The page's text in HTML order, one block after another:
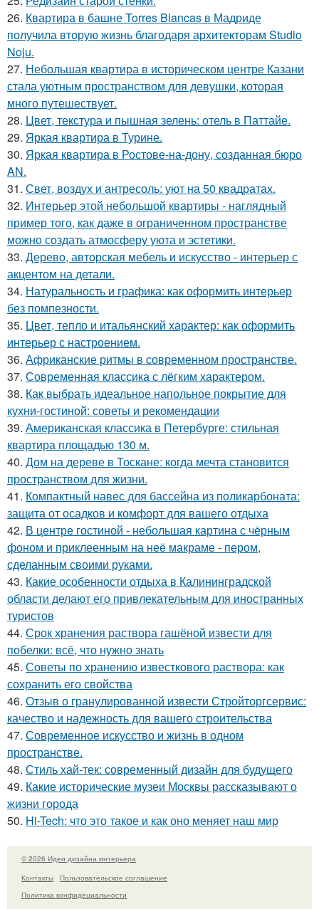
26. Квартира в башне Torres Blancas в Мадриде
получила вторую жизнь благодаря архитекторам Studio
Noju.
27. Небольшая квартира в историческом центре Казани
стала уютным пространством для девушки, которая
много путешествует.
28. Цвет, текстура и пышная зелень: отель в Паттайе.
29. Яркая квартира в Турине.
30. Яркая квартира в Ростове-на-дону, созданная бюро
AN.
31. Свет, воздух и антресоль: уют на 50 квадратах.
32. Интерьер этой небольшой квартиры - наглядный
пример того, как даже в ограниченном пространстве
можно создать атмосферу уюта и эстетики.
33. Дерево, авторская мебель и искусство - интерьер с
акцентом на детали.
34. Натуральность и графика: как оформить интерьер
без помпезности.
35. Цвет, тепло и итальянский характер: как оформить
интерьер с настроением.
36. Африканские ритмы в современном пространстве.
37. Современная классика с лёгким характером.
38. Как выбрать идеальное напольное покрытие для
кухни-гостиной: советы и рекомендации
39. Американская классика в Петербурге: стильная
квартира площадью 130 м.
40. Дом на дереве в Тоскане: когда мечта становится
пространством для жизни.
41. Компактный навес для бассейна из поликарбоната:
защита от осадков и комфорт для вашего отдыха
42. В центре гостиной - небольшая картина с чёрным
фоном и приклеенным на неё макраме - пером,
сделанным своими руками.
43. Какие особенности отдыха в Калининградской
области делают его привлекательным для иностранных
туристов
44. Срок хранения раствора гашёной извести для
побелки: всё, что нужно знать
45. Советы по хранению известкового раствора: как
сохранить его свойства
46. Отзыв о гранулированной извести Стройторгсервис:
качество и надежность для вашего строительства
47. Современное искусство и жизнь в одном
пространстве.
48. Стиль хай-тек: современный дизайн для будущего
49. Какие исторические музеи Москвы рассказывают о
жизни города
50. Hi-Tech: что это такое и как оно меняет наш мир
© 2026 Идеи дизайна интерьера
Контакты
Пользовательское соглашение
Политика конфидециальности